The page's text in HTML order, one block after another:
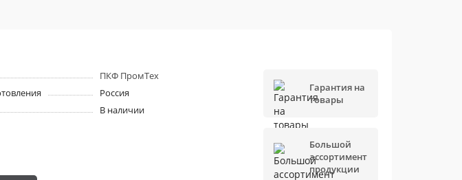
ПКФ ПромТех
Россия
В наличии
Гарантия на
товары
Большой
ассортимент
продукции